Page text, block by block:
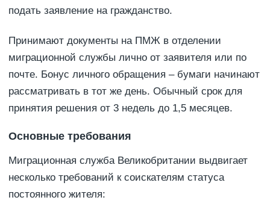
подать заявление на гражданство.
Принимают документы на ПМЖ в отделении
миграционной службы лично от заявителя или по
почте. Бонус личного обращения – бумаги начинают
рассматривать в тот же день. Обычный срок для
принятия решения от 3 недель до 1,5 месяцев.
Основные требования
Миграционная служба Великобритании выдвигает
несколько требований к соискателям статуса
постоянного жителя: